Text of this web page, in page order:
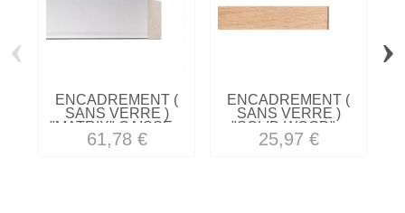
ENCADREMENT (
SANS VERRE )
"MATRIX" CAISSE...
61,78 €
ENCADREMENT (
SANS VERRE )
"SOLID WOOD"...
25,97 €
‹ ›